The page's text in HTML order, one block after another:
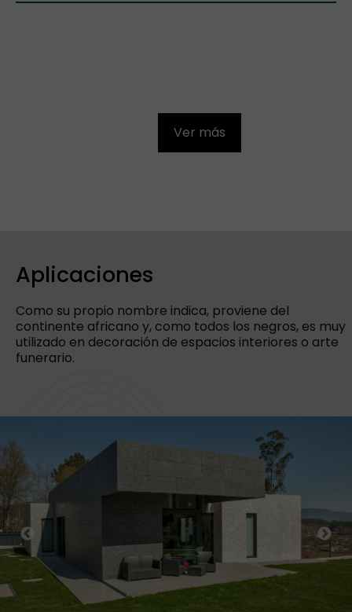
Ver más
Aplicaciones
Como su propio nombre indica, proviene del
continente africano y, como todos los negros, es muy
utilizado en decoración de espacios interiores o arte
funerario.
Previous Next